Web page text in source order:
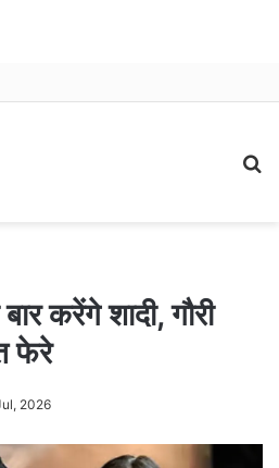
करेंगे शादी, गौरी
फेरे
2026